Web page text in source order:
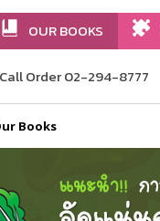
OUR BOOKS
Call Order 02-294-8777
Books